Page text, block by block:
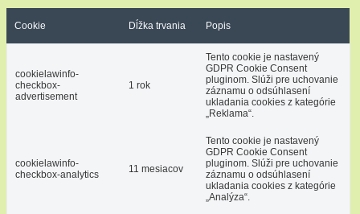
Cookie Dĺžka trvania Popis
cookielawinfo-
checkbox-
advertisement
1 rok
Tento cookie je nastavený
GDPR Cookie Consent
pluginom. Slúži pre uchovanie
záznamu o odsúhlasení
ukladania cookies z kategórie
„Reklama“.
cookielawinfo-
checkbox-analytics
11 mesiacov
Tento cookie je nastavený
GDPR Cookie Consent
pluginom. Slúži pre uchovanie
záznamu o odsúhlasení
ukladania cookies z kategórie
„Analýza“.